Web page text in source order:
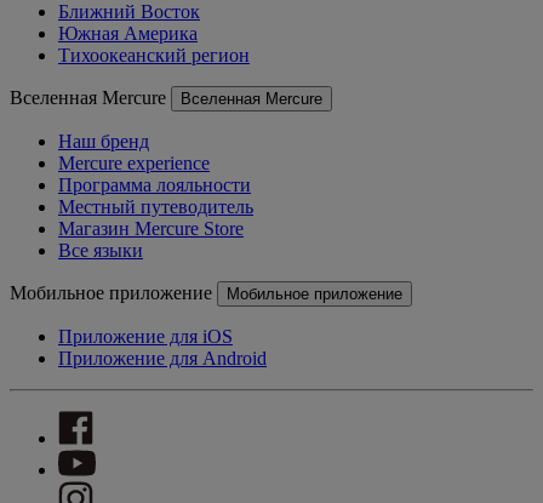
Ближний Восток
Южная Америка
Тихоокеанский регион
Вселенная Mercure Вселенная Mercure
Наш бренд
Mercure experience
Программа лояльности
Местный путеводитель
Магазин Mercure Store
Все языки
Мобильное приложение Мобильное приложение
Приложение для iOS
Приложение для Android